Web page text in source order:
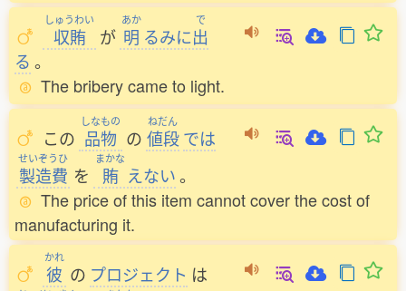
しゅうわい
収賄 が
あか
明 るみに
で
出
る 。
The bribery came to light.
この
しなもの
品物 の
ねだん
値段 では
せいぞうひ
製造費 を
まかな
賄 えない。
The price of this item cannot cover the cost of
manufacturing it.
かれ
彼 の プロジェクト は